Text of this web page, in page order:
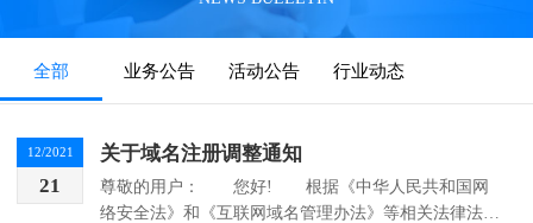
全部 业务公告 活动公告 行业动态
12/2021
21
关于域名注册调整通知
尊敬的用户： 您好! 根据《中华人民共和国网
络安全法》和《互联网域名管理办法》等相关法律法规